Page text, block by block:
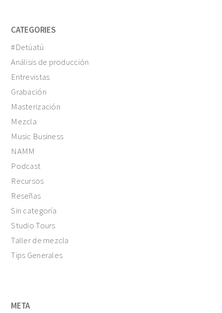
CATEGORIES
#Detúatú
Análisis de producción
Entrevistas
Grabación
Masterización
Mezcla
Music Business
NAMM
Podcast
Recursos
Reseñas
Sin categoría
Studio Tours
Taller de mezcla
Tips Generales
META